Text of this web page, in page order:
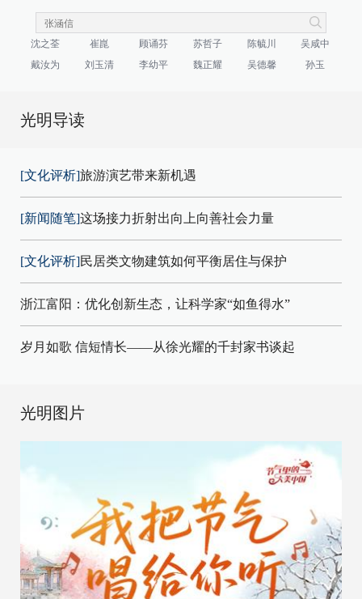
沈之荃 崔崑 顾诵芬 苏哲子 陈毓川
吴咸中
戴汝为
刘玉清 李幼平 魏正耀 吴德馨 孙玉
光明导读
[文化评析]旅游演艺带来新机遇
[新闻随笔]这场接力折射出向上向善社会力量
[文化评析]民居类文物建筑如何平衡居住与保护
浙江富阳：优化创新生态，让科学家“如鱼得水”
岁月如歌 信短情长——从徐光耀的千封家书谈起
光明图片